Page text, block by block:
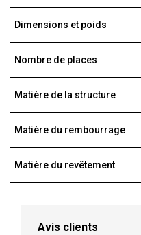
Dimensions et poids
Nombre de places
Matière de la structure
Matière du rembourrage
Matière du revêtement
Avis clients